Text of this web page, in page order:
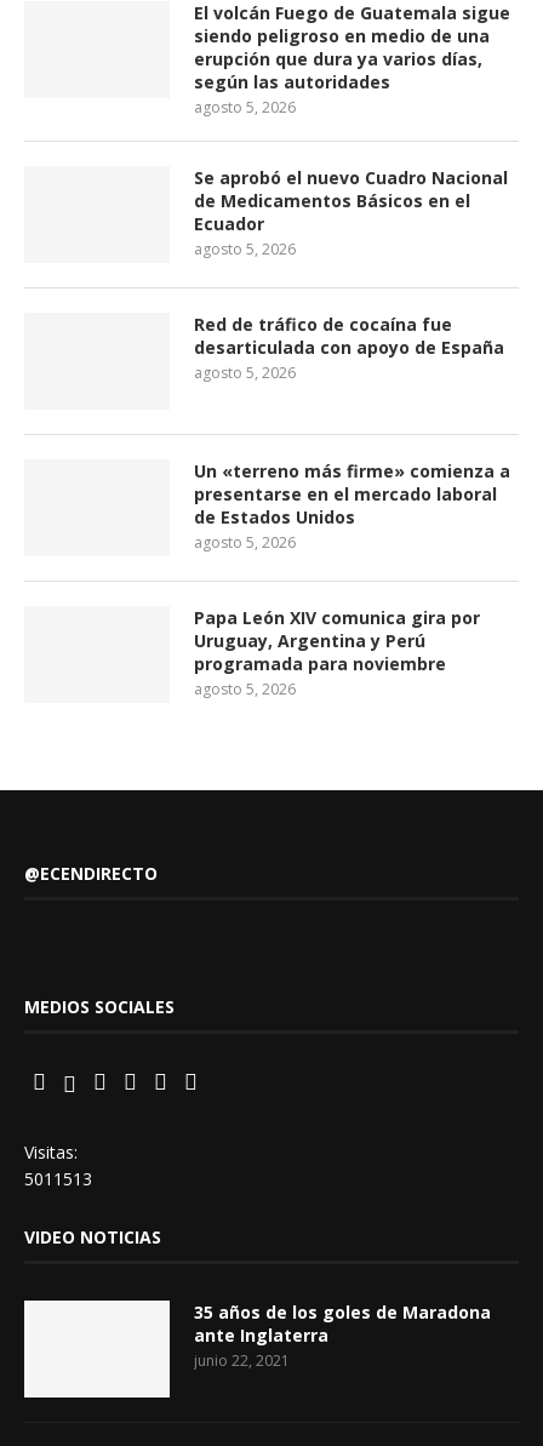
El volcán Fuego de Guatemala sigue
siendo peligroso en medio de una
erupción que dura ya varios días,
según las autoridades
agosto 5, 2026
Se aprobó el nuevo Cuadro Nacional
de Medicamentos Básicos en el
Ecuador
agosto 5, 2026
Red de tráfico de cocaína fue
desarticulada con apoyo de España
agosto 5, 2026
Un «terreno más firme» comienza a
presentarse en el mercado laboral
de Estados Unidos
agosto 5, 2026
Papa León XIV comunica gira por
Uruguay, Argentina y Perú
programada para noviembre
agosto 5, 2026
@ECENDIRECTO
MEDIOS SOCIALES
Visitas:
5011513
VIDEO NOTICIAS
35 años de los goles de Maradona
ante Inglaterra
junio 22, 2021